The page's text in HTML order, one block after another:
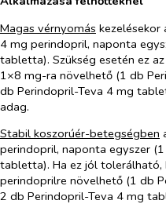
Magas vérnyomás
4 mg perindopril, naponta
tabletta). Szükség esetén ez
1×8 mg-ra növelhető (1 db
db Perindopril-Teva 4 mg
adag.
Stabil koszorúér-betegségben
perindopril, naponta egyszer
tabletta). Ha ez jól
perindoprilre növelhető (1 db
2 db Perindopril-Teva 4 mg